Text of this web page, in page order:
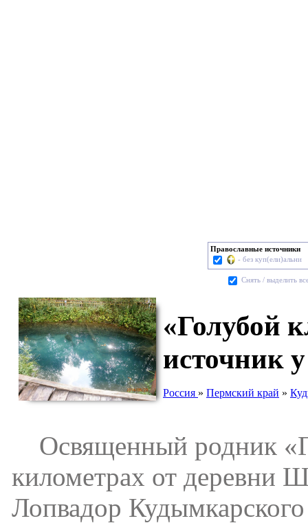
Православные источники
- без куп(ели)альни
Cнять / выделить
«Голубой
источник
Россия » Пермский край »
Освященный родник
километрах от деревни
Лопвадор